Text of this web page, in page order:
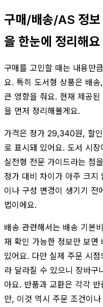
구매/배송/AS 정보
을 한눈에 정리해요
구매를 고민할 때는 내용만
요. 특히 도서형 상품은 배
큰 영향을 줘요. 현재 제공
을 먼저 정리해볼게요.
가격은 정가 29,340원, 할
로 표시돼 있어요. 도서 시
실전형 전문 가이드라는 점
정가 대비 차이가 아주 크지
이나 구성 변경이 생기기 전
법이에요.
배송 관련해서는 배송 기본
재 확인 가능한 정보만 보면
있어요. 다만 실제 주문 시
라 달라질 수 있으니 장바구
아요. 반품과 교환은 각각
만, 이것 역시 주문 조건이